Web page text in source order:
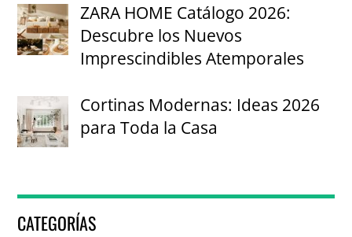
ZARA HOME Catálogo 2026:
Descubre los Nuevos
Imprescindibles Atemporales
Cortinas Modernas: Ideas 2026
para Toda la Casa
CATEGORÍAS